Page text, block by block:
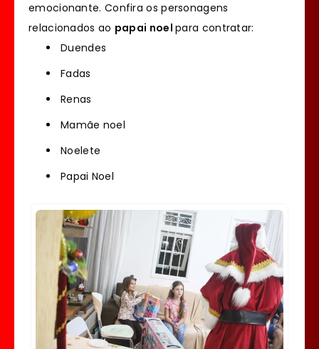
emocionante. Confira os personagens
relacionados ao papai noelpara contratar:
Duendes
Fadas
Renas
Mamãe noel
Noelete
Papai Noel